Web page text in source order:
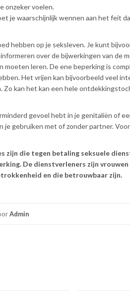
onzeker voelen.
je waarschijnlijk wennen aan het feit
hebben op je seksleven. Je kunt
over de bijwerkingen van de
leren. De ene beperking is
Het vrijen kan bijvoorbeeld veel
Zo kan het kan een hele
gevoel hebt in je genitaliën of
je gebruiken met of zonder partner.
zijn die tegen betaling seksuele
De dienstverleners zijn
en die betrouwbaar zijn.
Admin